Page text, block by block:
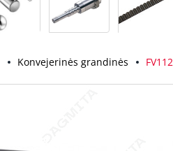
Konvejerinės grandinės